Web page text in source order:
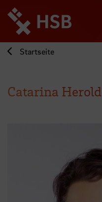
zum
Seiteninhalt
springen
Startseite
Catarina Herold